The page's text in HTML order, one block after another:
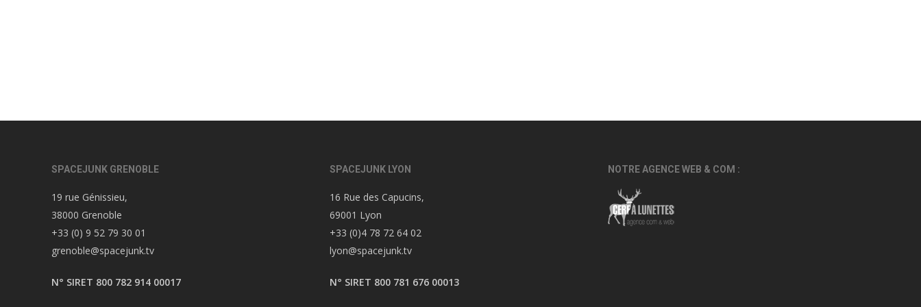
SPACEJUNK GRENOBLE
19 rue Génissieu,
38000 Grenoble
+33 (0) 9 52 79 30 01
grenoble@spacejunk.tv
N° SIRET 800 782 914 00017
SPACEJUNK LYON
16 Rue des Capucins,
69001 Lyon
+33 (0)4 78 72 64 02
lyon@spacejunk.tv
N° SIRET 800 781 676 00013
NOTRE AGENCE WEB & COM :